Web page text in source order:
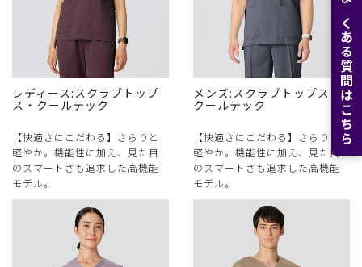
よくある質問はこちら
レディース:スクラブトップ
ス・クールテック
【快適さにこだわる】さらりと
軽やか。機能性に加え、見た目
のスマートさも追求した高機能
モデル。
メンズ:スクラブトップス・
クールテック
【快適さにこだわる】さらりと
軽やか。機能性に加え、見た目
のスマートさも追求した高機能
モデル。